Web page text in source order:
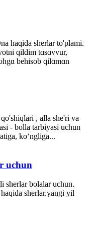
haqida sherlar to'plami.
qildim tɑsɑvvur,
behisob qilɑmɑn
, alla she'ri va
- bolla tarbiyasi uchun
ko‘ngliga...
uchun
sherlar bolalar uchun.
sherlar.yangi yil